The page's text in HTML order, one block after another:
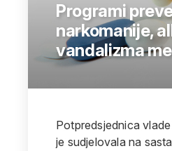
Programi
narkomanije,
vandalizma
Potpredsjednica
je sudjelovala na